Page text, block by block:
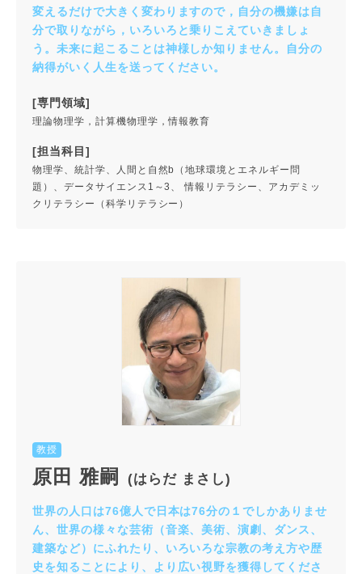
変えるだけで大きく変わりますので，自分の機嫌は自
分で取りながら，いろいろと乗りこえていきましょ
う。未来に起こることは神様しか知りません。自分の
納得がいく人生を送ってください。
[専門領域]
理論物理学，計算機物理学，情報教育
[担当科目]
物理学、統計学、人間と自然b（地球環境とエネルギー問
題）、データサイエンス1～3、 情報リテラシー、アカデミッ
クリテラシー（科学リテラシー）
教授
原田 雅嗣 (はらだ まさし)
世界の人口は76億人で日本は76分の１でしかありませ
ん、世界の様々な芸術（音楽、美術、演劇、ダンス、
建築など）にふれたり、いろいろな宗教の考え方や歴
史を知ることにより、より広い視野を獲得してくださ